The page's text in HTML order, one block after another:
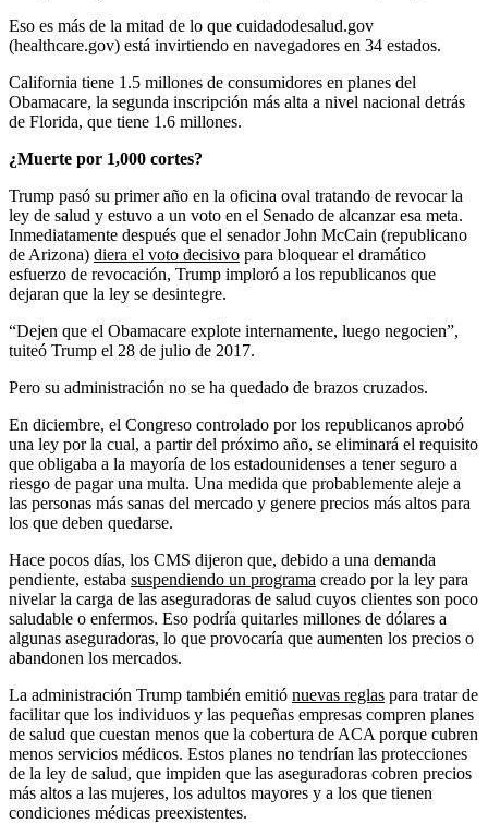
Eso es más de la mitad de lo que cuidadodesalud.gov
(healthcare.gov) está invirtiendo en navegadores en 34 estados.
California tiene 1.5 millones de consumidores en planes del
Obamacare, la segunda inscripción más alta a nivel nacional detrás
de Florida, que tiene 1.6 millones.
¿Muerte por 1,000 cortes?
Trump pasó su primer año en la oficina oval tratando de revocar la
ley de salud y estuvo a un voto en el Senado de alcanzar esa meta.
Inmediatamente después que el senador John McCain (republicano
de Arizona) diera el voto decisivo para bloquear el dramático
esfuerzo de revocación, Trump imploró a los republicanos que
dejaran que la ley se desintegre.
“Dejen que el Obamacare explote internamente, luego negocien”,
tuiteó Trump el 28 de julio de 2017.
Pero su administración no se ha quedado de brazos cruzados.
En diciembre, el Congreso controlado por los republicanos aprobó
una ley por la cual, a partir del próximo año, se eliminará el requisito
que obligaba a la mayoría de los estadounidenses a tener seguro a
riesgo de pagar una multa. Una medida que probablemente aleje a
las personas más sanas del mercado y genere precios más altos para
los que deben quedarse.
Hace pocos días, los CMS dijeron que, debido a una demanda
pendiente, estaba suspendiendo un programa creado por la ley para
nivelar la carga de las aseguradoras de salud cuyos clientes son poco
saludable o enfermos. Eso podría quitarles millones de dólares a
algunas aseguradoras, lo que provocaría que aumenten los precios o
abandonen los mercados.
La administración Trump también emitió nuevas reglas para tratar de
facilitar que los individuos y las pequeñas empresas compren planes
de salud que cuestan menos que la cobertura de ACA porque cubren
menos servicios médicos. Estos planes no tendrían las protecciones
de la ley de salud, que impiden que las aseguradoras cobren precios
más altos a las mujeres, los adultos mayores y a los que tienen
condiciones médicas preexistentes.